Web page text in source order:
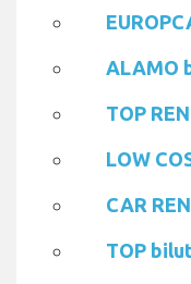
ALAMO
TOP
LOW
CAR
TOP